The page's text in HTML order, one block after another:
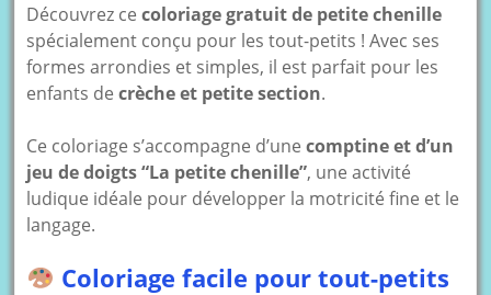
Découvrez cecoloriage gratuit de petite chenille
spécialement conçu pour les tout-petits ! Avec ses
formes arrondies et simples, il est parfait pour les
enfants decrèche et petite section.
Ce coloriage s’accompagne d’unecomptine et d’un
jeu de doigts “La petite chenille”, une activité
ludique idéale pour développer la motricité fine et le
langage.
Coloriage facile pour tout-petits